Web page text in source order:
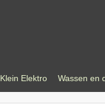
Klein Elektro Wassen en